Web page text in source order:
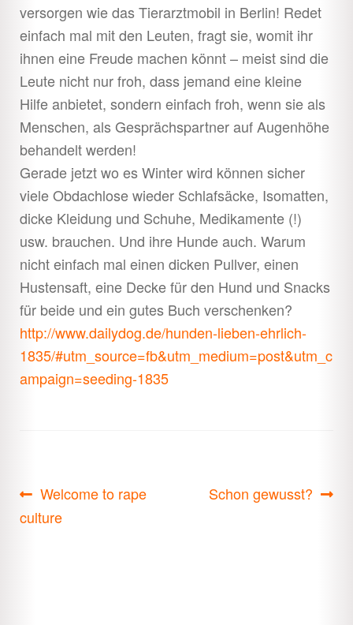
versorgen wie das Tierarztmobil in Berlin! Redet
einfach mal mit den Leuten, fragt sie, womit ihr
ihnen eine Freude machen könnt – meist sind die
Leute nicht nur froh, dass jemand eine kleine
Hilfe anbietet, sondern einfach froh, wenn sie als
Menschen, als Gesprächspartner auf Augenhöhe
behandelt werden!
Gerade jetzt wo es Winter wird können sicher
viele Obdachlose wieder Schlafsäcke, Isomatten,
dicke Kleidung und Schuhe, Medikamente (!)
usw. brauchen. Und ihre Hunde auch. Warum
nicht einfach mal einen dicken Pullver, einen
Hustensaft, eine Decke für den Hund und Snacks
für beide und ein gutes Buch verschenken?
http://www.dailydog.de/hunden-lieben-ehrlich-
1835/#utm_source=fb&utm_medium=post&utm_c
ampaign=seeding-1835
Beitragsnavigation
Vorheriger
Beitrag:
Welcome to rape
culture
Nächster
Schon gewusst?